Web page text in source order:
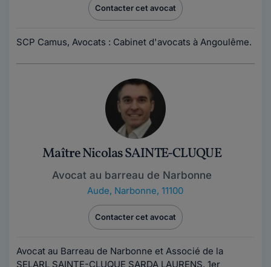
Contacter cet avocat
SCP Camus, Avocats : Cabinet d'avocats à Angoulême.
Maître Nicolas SAINTE-CLUQUE
Avocat au barreau de Narbonne
Aude, Narbonne, 11100
Contacter cet avocat
Avocat au Barreau de Narbonne et Associé de la
SELARL SAINTE-CLUQUE SARDA LAURENS, 1er